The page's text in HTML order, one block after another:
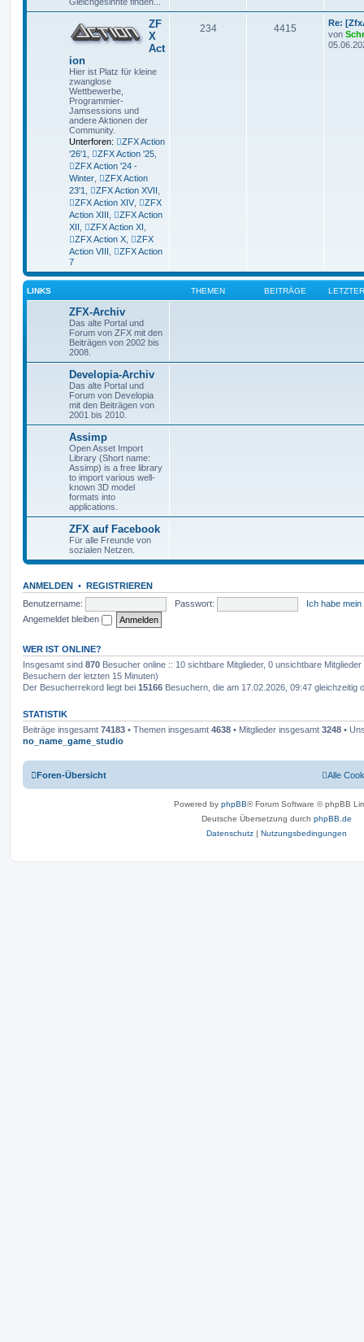
ZF
X
Act
ion
Hier ist Platz für kleine
zwanglose
Wettbewerbe,
Programmier-
Jamsessions und
andere Aktionen der
Community.
Unterforen:
ZFX Action
'26'1
ZFX Action '25
ZFX Action '24 -
Winter
ZFX Action
23'1
ZFX Action XVII
ZFX Action XIV
ZFX
Action XIII
ZFX Action
XII
ZFX Action XI
ZFX Action X
ZFX
Action VIII
ZFX Action
7
234 4415
Re:
von
LINKS THEMEN BEITRÄGE
ZFX-Archiv
Das alte Portal und
Forum von ZFX mit den
Beiträgen von 2002 bis
2008.
Developia-Archiv
Das alte Portal und
Forum von Developia
mit den Beiträgen von
2001 bis 2010.
Assimp
Open Asset Import
Library (Short name:
Assimp) is a free library
to import various well-
known 3D model
formats into
applications.
ZFX auf Facebook
Für alle Freunde von
sozialen Netzen.
ANMELDEN • REGISTRIEREN
Benutzername:
Passwort:
Ich habe
Angemeldet bleiben
WER IST ONLINE?
Insgesamt sind 870 Besucher online :: 10 sichtbare Mitglieder, 0 unsichtbare
Besuchern der letzten 15 Minuten)
Der Besucherrekord liegt bei 15166 Besuchern, die am 17.02.2026, 09:47 gleichzeitig
STATISTIK
Beiträge insgesamt 74183 • Themen insgesamt 4638 • Mitglieder insgesamt 3248 •
no_name_game_studio
Foren-Übersicht Alle
Powered by phpBB® Forum Software © phpBB
Deutsche Übersetzung durch phpBB.de
Datenschutz | Nutzungsbedingungen